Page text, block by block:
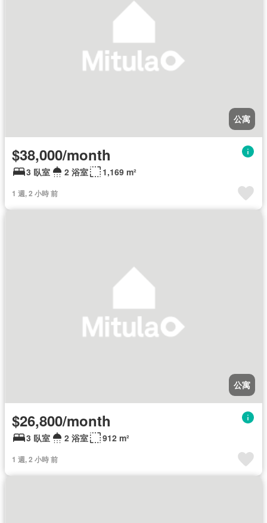
公寓
$38,000/month
3 臥室 2 浴室 1,169 m²
1 週, 2 小時 前
公寓
$26,800/month
3 臥室 2 浴室 912 m²
1 週, 2 小時 前